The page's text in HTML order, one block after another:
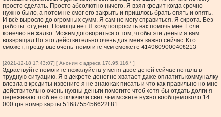
просто сделать. Просто абсолютно ничего. Я взял кредит когда срочно
нужно было, а потом не смог его закрыть и пришлось брать опять и опять.
И всё выросло до огромных сумм. Я сам не могу справиться. Я сирота. Без
работы. студент. Помощи нет Я хочу попросить вас помочь мне. Если
конечно не жалко. Можем договориться о том, чтобы эти деньги я вам
возвращал Но это действительно очень для меня важно сейчас. Кто
сможет, прошу вас очень, помогите чем сможете 4149609000408213
[2021-12-18 17:43:07] [ Аноним с адреса 178.95.116.* ]
Здраствуйте помогите пожалуйста у меня двое детей сейчас попала в
трудную ситуацию. Я в декрете денег не хватает даже оплатить коммуналку
влезла в кредиты извените я не знаю как писать и что как правильно но мне
действительно очень нужны деньги помогите чтоб хотя-бы отдать долги я
переживаю чтоб не отключили свет чем можете нужно вообщем около 14
000 грн номер карты 5168755456622881